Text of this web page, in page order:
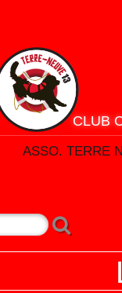
CLUB
ASSO. TERRE